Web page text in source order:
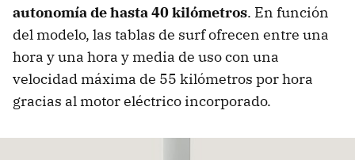
autonomía de hasta 40 kilómetros. En función
del modelo, las tablas de surf ofrecen entre una
hora y una hora y media de uso con una
velocidad máxima de 55 kilómetros por hora
gracias al motor eléctrico incorporado.